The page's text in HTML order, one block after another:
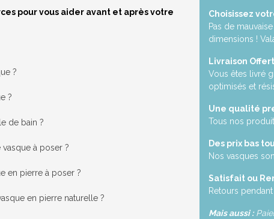
pour vous aider avant et après votre
?
?
de bain ?
à poser ?
en pierre à poser ?
en pierre naturelle ?
Choisissez
Pas de
dimensions !
Livraison
Vous êtes livré
optimisés et
Une qualité
Tous nos
Des prix bas
Nos vasques
Satisfait ou
Retours
Mais aussi :